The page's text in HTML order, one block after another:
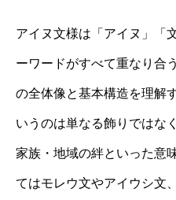
アイヌ文様は「アイヌ」「
ーワードがすべて重なり合
の全体像と基本構造を理解
いうのは単なる飾りではな
家族・地域の絆といった意
てはモレウ文やアイウシ文